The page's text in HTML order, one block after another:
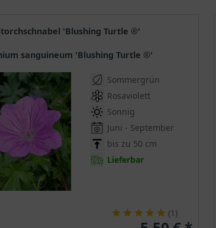
'Blushing Turtle ®'
sanguineum 'Blushing Turtle ®'
Sommergrün
Rosaviolett
Sonnig
Juni - September
bis zu 50 cm
Lieferbar
(1 )